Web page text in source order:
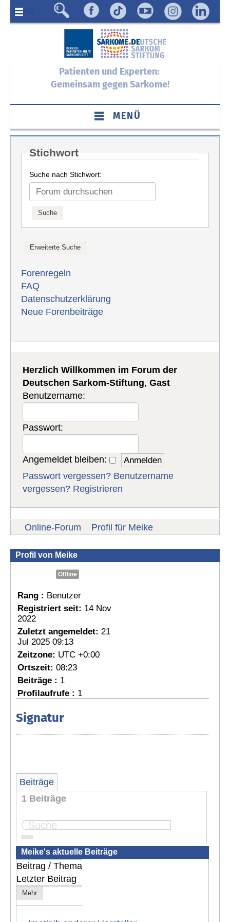
Menü
Patienten und Experten:
Gemeinsam gegen Sarkome!
MENÜ
Stichwort
Suche nach Stichwort:
Forenregeln
FAQ
Datenschutzerklärung
Neue Forenbeiträge
Herzlich Willkommen im Forum der
Deutschen Sarkom-Stiftung,Gast
Benutzername:
Passwort:
Angemeldet bleiben:
Passwort vergessen? Benutzername
vergessen? Registrieren
Online-Forum Profil für Meike
Profil von Meike
Offline
Rang : Benutzer
Registriert seit: 14 Nov
2022
Zuletzt angemeldet: 21
Jul 2025 09:13
Zeitzone: UTC +0:00
Ortszeit: 08:23
Beiträge : 1
Profilaufrufe : 1
Signatur
Beiträge
1 Beiträge
Meike's aktuelle Beiträge
Beitrag / Thema
Letzter Beitrag
Mehr